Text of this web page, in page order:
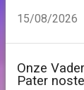
15/08/2026
Onze
Pater